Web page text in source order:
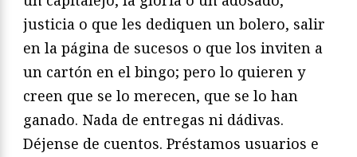
justicia o que les dediquen un bolero, salir
en la página de sucesos o que los inviten a
un cartón en el bingo; pero lo quieren y
creen que se lo merecen, que se lo han
ganado. Nada de entregas ni dádivas.
Déjense de cuentos. Préstamos usuarios e